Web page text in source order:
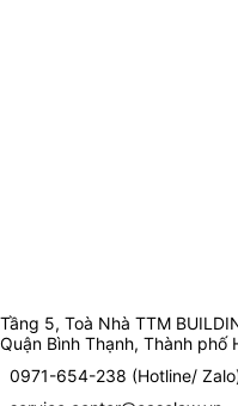
Tầng 5, Toà Nhà TTM
Quận Bình Thạnh, Thành phố
0971-654-238 (Hotline/